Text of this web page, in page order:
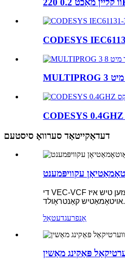
דעדאַקייטאַד סערוואָ סיסטעם
עקוויפּמענט
די VEC-VCF יאָגן-קאַטינג ספּעציעל סערוואָ כּולל אָטאַמאַטיק יאָגן-קאַטינג קאָנטראָל פונקציע.מיט די פידינג גיכקייַט פון די פּראַסעסט מאַטעריאַל, די פאָרויס גיכקייַט פון די געזען טיש איז
אויטאָמאַטיש קאַנטראָולד.
אָנפרעגדעטאַל